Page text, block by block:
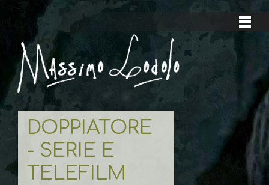
DOPPIATORE
- SERIE E
TELEFILM